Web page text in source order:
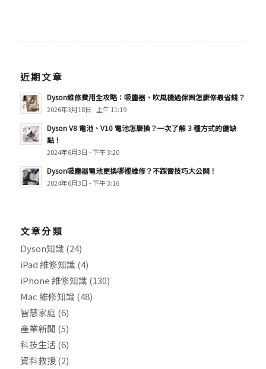
近期文章
Dyson維修費用全攻略：吸塵器、吹風機過保固怎麼修最省錢？
2026年3月18日 - 上午 11:19
Dyson V8 電池、V10 電池怎麼換？一次了解 3 種方式的優缺
點！
2024年6月3日 - 下午 3:20
Dyson吸塵器電池更換哪裡維修？不踩雷技巧大公開！
2024年6月3日 - 下午 3:16
文章分類
Dyson知識 (24)
iPad 維修知識 (4)
iPhone 維修知識 (130)
Mac 維修知識 (48)
智慧家庭(6)
產業新聞 (5)
科技生活(6)
資料救援(2)